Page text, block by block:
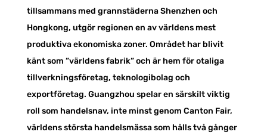
tillsammans med grannstäderna Shenzhen och
Hongkong, utgör regionen en av världens mest
produktiva ekonomiska zoner. Området har blivit
känt som ”världens fabrik” och är hem för otaliga
tillverkningsföretag, teknologibolag och
exportföretag. Guangzhou spelar en särskilt viktig
roll som handelsnav, inte minst genom Canton Fair,
världens största handelsmässa som hålls två gånger